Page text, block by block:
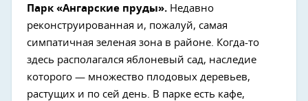
Парк «Ангарские пруды». Недавно
реконструированная и, пожалуй, самая
симпатичная зеленая зона в районе. Когда-то
здесь располагался яблоневый сад, наследие
которого — множество плодовых деревьев,
растущих и по сей день. В парке есть кафе,